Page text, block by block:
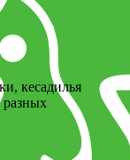
кесадилья
разных